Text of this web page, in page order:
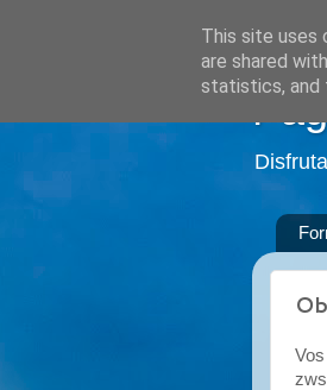
This site uses
are shared
statistics, and